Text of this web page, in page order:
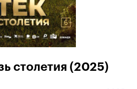
столетия (2025)